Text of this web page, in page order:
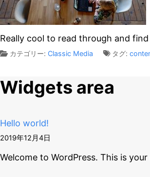
Really cool to read through and
カテゴリー: Classic Media タグ:
Widgets area
Hello world!
2019年12月4日
Welcome to WordPress. This is